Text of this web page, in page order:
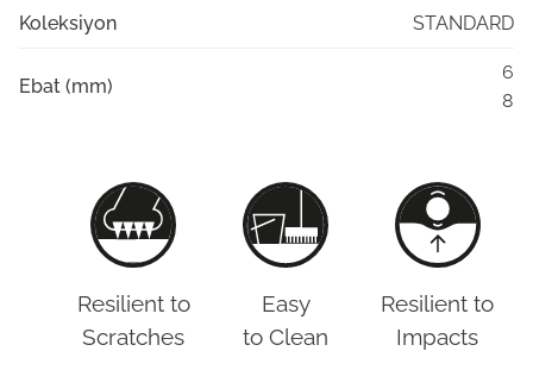
Koleksiyon STANDARD
Ebat (mm)
6
8
Resilient to
Scratches
Easy
to Clean
Resilient to
Impacts